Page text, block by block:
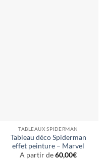
TABLEAUX SPIDERMAN
Tableau déco Spiderman
effet peinture – Marvel
A partir de60,00€